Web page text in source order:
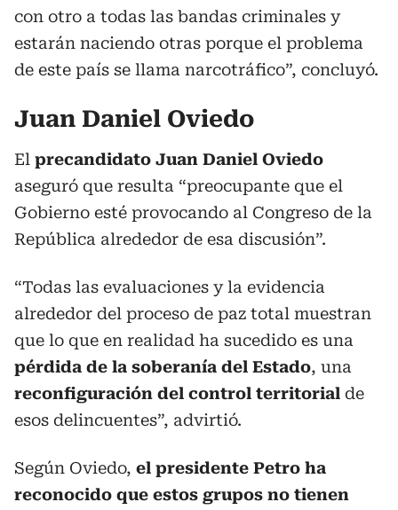
con otro a todas las bandas criminales y
estarán naciendo otras porque el problema
de este país se llama narcotráfico”, concluyó.
Juan Daniel Oviedo
El precandidato Juan Daniel Oviedo
aseguró que resulta “preocupante que el
Gobierno esté provocando al Congreso de la
República alrededor de esa discusión”.
“Todas las evaluaciones y la evidencia
alrededor del proceso de paz total muestran
que lo que en realidad ha sucedido es una
pérdida de la soberanía del Estado, una
reconfiguración del control territorial de
esos delincuentes”, advirtió.
Según Oviedo, el presidente Petro ha
reconocido que estos grupos no tienen